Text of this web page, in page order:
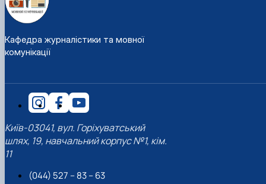
Кафедра журналістики та мовної
комунікації
Київ-03041, вул. Горіхуватський
шлях, 19, навчальний корпус №1, кім.
11
(044) 527 – 83 – 63